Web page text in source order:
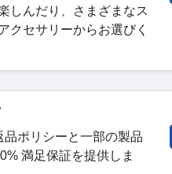
しんだり、さまざまなス
クセサリーからお選びく
ポリシーと一部の製品
満足保証を提供しま